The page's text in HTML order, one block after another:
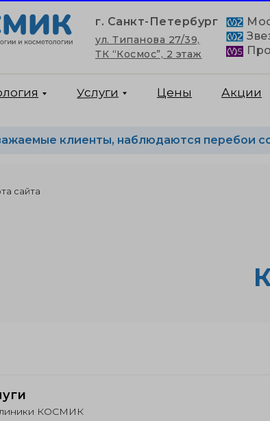
г. Санкт-Петербург
ул. Типанова 27/39,
ТК “Космос”, 2 этаж
Услуги Акции
Цены
клиенты, наблюдаются перебои
сайта
КОСМИК